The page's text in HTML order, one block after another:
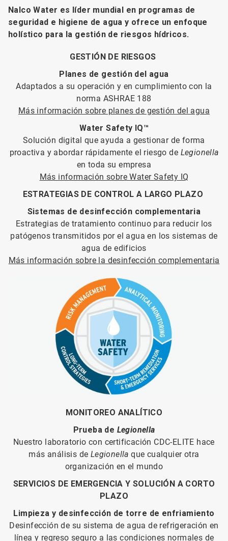
Nalco Water es líder mundial en programas de
seguridad e higiene de agua y ofrece un enfoque
holístico para la gestión de riesgos hídricos.
GESTIÓN DE RIESGOS
Planes de gestión del agua
Adaptados a su operación y en cumplimiento con la
norma ASHRAE 188
Más información sobre planes de gestión del agua
Water Safety IQ™
Solución digital que ayuda a gestionar de forma
proactiva y abordar rápidamente el riesgo de Legionella
en toda su empresa
Más información sobre Water Safety IQ​​​​​​​
ESTRATEGIAS DE CONTROL A LARGO PLAZO
Sistemas de desinfección complementaria
Estrategias de tratamiento continuo para reducir los
patógenos transmitidos por el agua en los sistemas de
agua de edificios
Más información sobre la desinfección complementaria
MONITOREO ANALÍTICO
Prueba de Legionella
Nuestro laboratorio con certificación CDC-ELITE hace
más análisis de Legionella que cualquier otra
organización en el mundo
SERVICIOS DE EMERGENCIA Y SOLUCIÓN A CORTO
PLAZO
Limpieza y desinfección de torre de enfriamiento
Desinfección de su sistema de agua de refrigeración en
línea y regreso seguro a las condiciones normales de